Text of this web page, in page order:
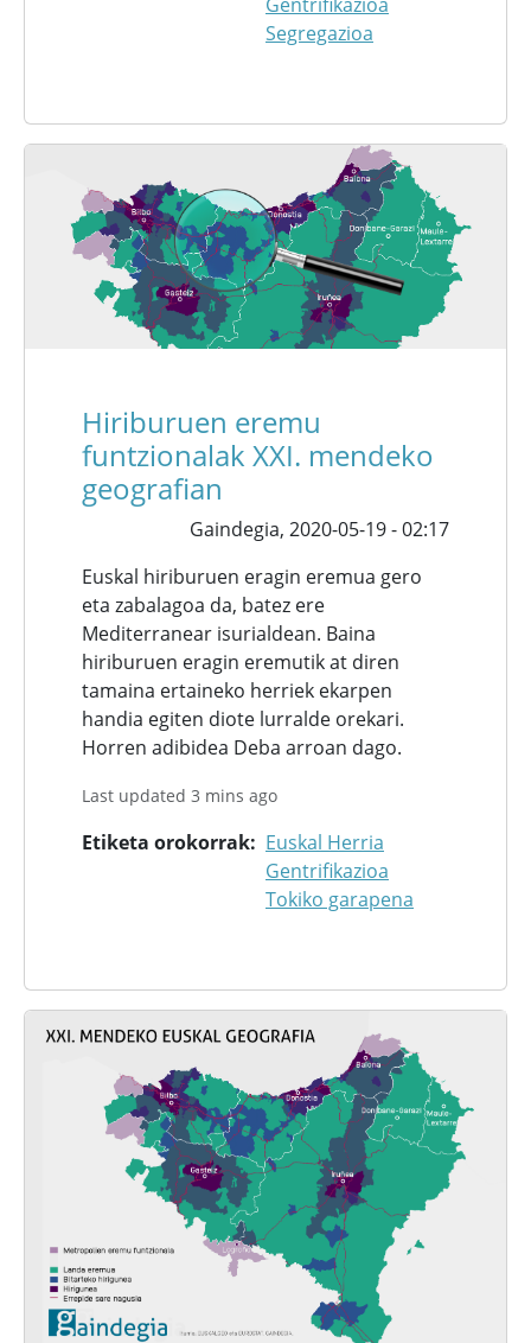
Segregazioa
Hiriburuen eremu
funtzionalak XXI. mendeko
geografian
Gaindegia, 2020-05-19 - 02:17
Euskal hiriburuen eragin eremua gero
eta zabalagoa da, batez ere
Mediterranear isurialdean. Baina
hiriburuen eragin eremutik at diren
tamaina ertaineko herriek ekarpen
handia egiten diote lurralde orekari.
Horren adibidea Deba arroan dago.
Last updated 3 mins ago
Etiketa orokorrak
Euskal Herria
Gentrifikazioa
Tokiko garapena